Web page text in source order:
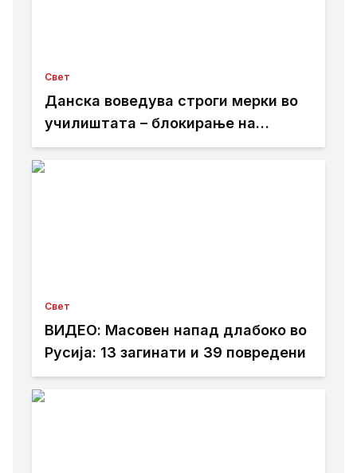
Свет
Данска воведува строги мерки во
училиштата – блокирање на
ChatGPT
Свет
ВИДЕО: Масовен напад длабоко во
Русија: 13 загинати и 39 повредени